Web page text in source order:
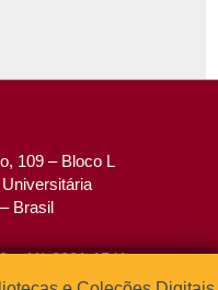
109 – Bloco L
Brasil
3091-1541
1567